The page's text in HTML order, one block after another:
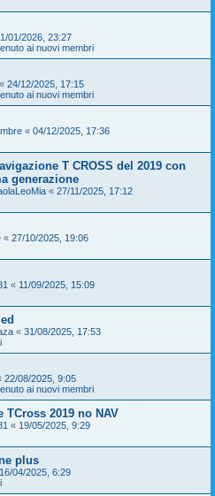
01/2026, 23:27
ai nuovi membri
« 24/12/2025, 17:15
ai nuovi membri
« 04/12/2025, 17:36
T CROSS del 2019 con
generazione
« 27/11/2025, 17:12
« 27/10/2025, 19:06
« 11/09/2025, 15:09
« 31/08/2025, 17:53
22/08/2025, 9:05
ai nuovi membri
2019 no NAV
« 19/05/2025, 9:29
plus
16/04/2025, 6:29